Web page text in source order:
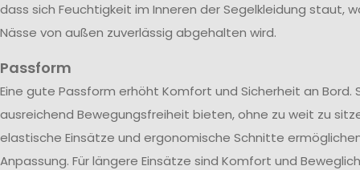
dass sich Feuchtigkeit im Inneren der Segelkleidung staut,
Nässe von außen zuverlässig abgehalten wird.
Passform
Eine gute Passform erhöht Komfort und Sicherheit an Bord.
ausreichend Bewegungsfreiheit bieten, ohne zu weit zu
elastische Einsätze und ergonomische Schnitte
Anpassung. Für längere Einsätze sind Komfort und